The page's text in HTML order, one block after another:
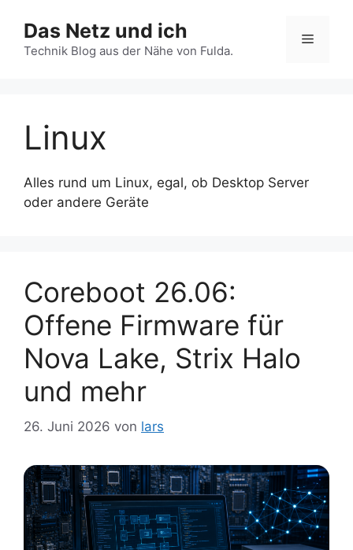
Inhalt
springen
Das Netz und ich
Technik Blog aus der Nähe von Fulda.
Menü
Linux
Alles rund um Linux, egal, ob Desktop Server
oder andere Geräte
Coreboot 26.06:
Offene Firmware für
Nova Lake, Strix Halo
und mehr
26. Juni 2026 von lars